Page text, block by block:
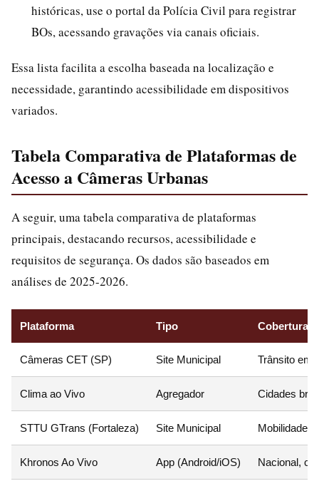
históricas, use o portal da Polícia Civil para registrar
BOs, acessando gravações via canais oficiais.
Essa lista facilita a escolha baseada na localização e
necessidade, garantindo acessibilidade em dispositivos
variados.
Tabela Comparativa de Plataformas de
Acesso a Câmeras Urbanas
A seguir, uma tabela comparativa de plataformas
principais, destacando recursos, acessibilidade e
requisitos de segurança. Os dados são baseados em
análises de 2025-2026.
Plataforma Tipo Cobertura
Câmeras CET (SP) Site Municipal Trânsito em
Clima ao Vivo Agregador Cidades
STTU GTrans (Fortaleza) Site Municipal Mobilidade
Khronos Ao Vivo App (Android/iOS) Nacional,